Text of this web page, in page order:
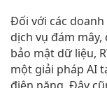
Đối với các
dịch vụ đám
bảo mật dữ liệu,
một giải pháp AI